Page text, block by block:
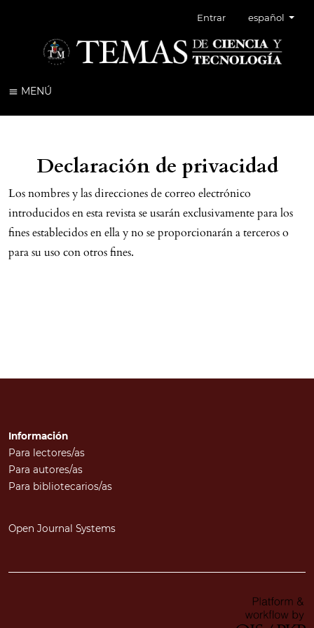
Entrar Cambiar el
español
MENÚ
Declaración de privacidad
Los nombres y las direcciones de correo electrónico
introducidos en esta revista se usarán exclusivamente para los
fines establecidos en ella y no se proporcionarán a terceros o
para su uso con otros fines.
Información
Para lectores/as
Para autores/as
Para bibliotecarios/as
Open Journal Systems